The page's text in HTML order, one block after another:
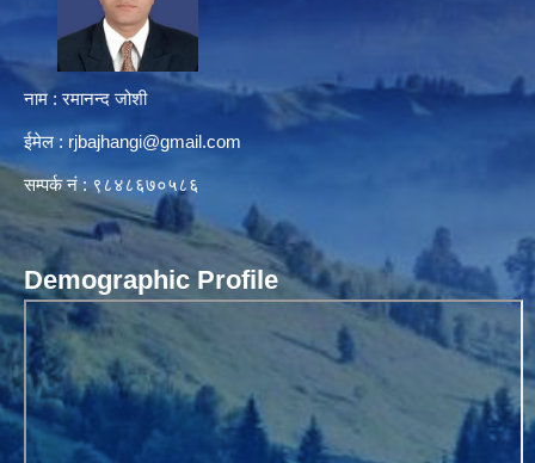
नाम : रमानन्द जोशी
ईमेल : rjbajhangi@gmail.com
सम्पर्क नं : ९८४८६७०५८६
Demographic Profile